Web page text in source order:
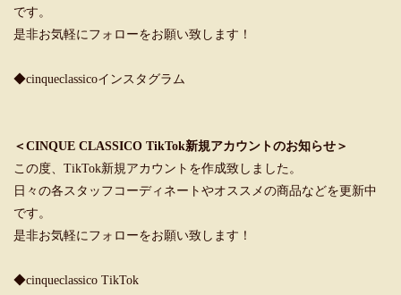
です。
是非お気軽にフォローをお願い致します！
◆cinqueclassicoインスタグラム
＜CINQUE CLASSICO TikTok新規アカウントのお知らせ＞
この度、TikTok新規アカウントを作成致しました。
日々の各スタッフコーディネートやオススメの商品などを更新中
です。
是非お気軽にフォローをお願い致します！
◆cinqueclassico TikTok